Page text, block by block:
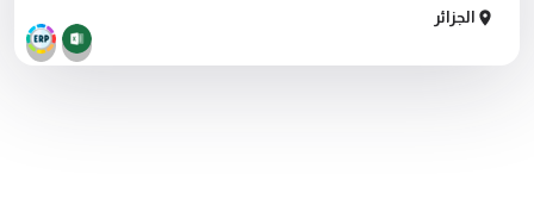
الجزائر